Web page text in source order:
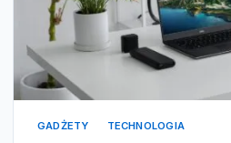
GADŻETY TECHNOLOGIA